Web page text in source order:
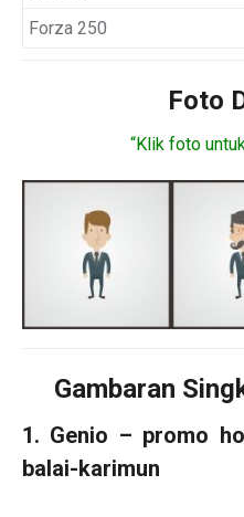
Forza 250
Foto
“Klik foto
Gambaran
1. Genio – promo
balai-karimun